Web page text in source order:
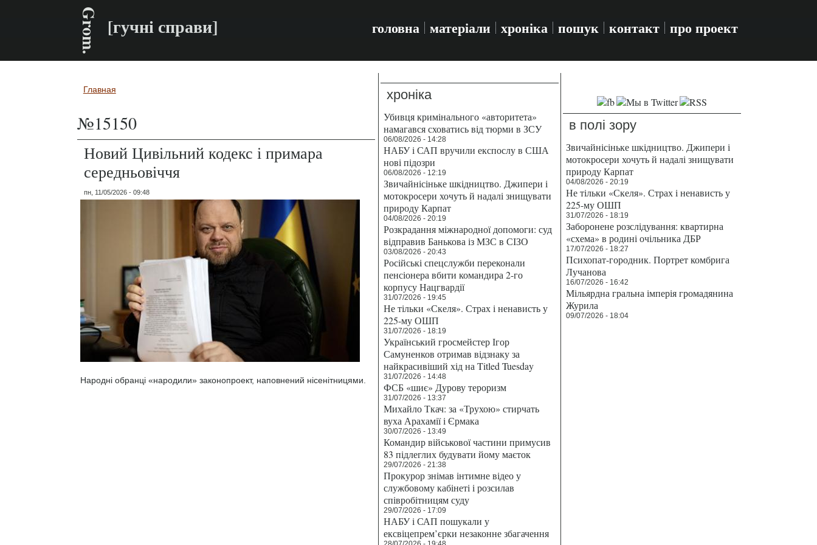
Grom. [гучні справи] головна матеріали хроніка пошук контакт про проект
Вы здесь
Главная
№15150
Новий Цивільний кодекс і примара
середньовіччя
пн, 11/05/2026 - 09:48
Народні обранці «народили» законопроект, наповнений нісенітницями.
хроніка
Убивця кримінального «авторитета»
намагався сховатись від тюрми в ЗСУ
06/08/2026 - 14:28
НАБУ і САП вручили експослу в США
нові підозри
06/08/2026 - 12:19
Звичайнісіньке шкідництво. Джипери і
мотокросери хочуть й надалі знищувати
природу Карпат
04/08/2026 - 20:19
Розкрадання міжнародної допомоги: суд
відправив Банькова із МЗС в СІЗО
03/08/2026 - 20:43
Російські спецслужби переконали
пенсіонера вбити командира 2-го
корпусу Нацгвардії
31/07/2026 - 19:45
Не тільки «Скеля». Страх і ненависть у
225-му ОШП
31/07/2026 - 18:19
Український гросмейстер Ігор
Самуненков отримав відзнаку за
найкрасивіший хід на Titled Tuesday
31/07/2026 - 14:48
ФСБ «шиє» Дурову тероризм
31/07/2026 - 13:37
Михайло Ткач: за «Трухою» стирчать
вуха Арахамії і Єрмака
30/07/2026 - 13:49
Командир військової частини примусив
83 підлеглих будувати йому маєток
29/07/2026 - 21:38
Прокурор знімав інтимне відео у
службовому кабінеті і розсилав
співробітницям суду
29/07/2026 - 17:09
НАБУ і САП пошукали у
ексвіцепрем’єрки незаконне збагачення
в полі зору
Звичайнісіньке шкідництво. Джипери і
мотокросери хочуть й надалі знищувати
природу Карпат
04/08/2026 - 20:19
Не тільки «Скеля». Страх і ненависть у
225-му ОШП
31/07/2026 - 18:19
Заборонене розслідування: квартирна
«схема» в родині очільника ДБР
17/07/2026 - 18:27
Психопат-городник. Портрет комбрига
Лучанова
16/07/2026 - 16:42
Мільярдна гральна імперія громадянина
Журила
09/07/2026 - 18:04